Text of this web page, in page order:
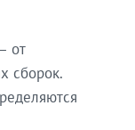
от
сборок.